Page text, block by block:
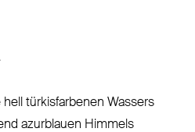
hell tür­kis­farbenen Wassers
azurblauen Himmels